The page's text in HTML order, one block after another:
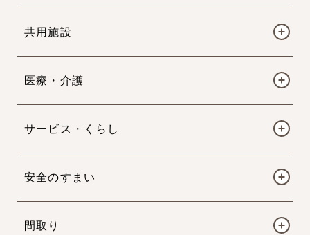
共用施設
医療・介護
サービス・くらし
安全のすまい
間取り